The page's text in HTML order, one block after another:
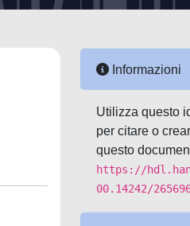
Informazioni
Utilizza questo
per citare o
questo
https://
00.14242/